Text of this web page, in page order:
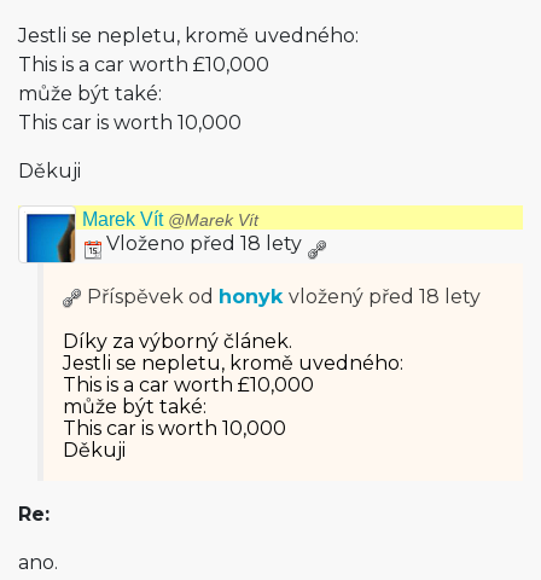
Jestli se nepletu, kromě uvedného:
This is a car worth £10,000
může být také:
This car is worth 10,000
Děkuji
Marek Vít @Marek Vít
Vloženo před 18 lety
Příspěvek od honyk vložený před 18 lety
Díky za výborný článek.
Jestli se nepletu, kromě uvedného:
This is a car worth £10,000
může být také:
This car is worth 10,000
Děkuji
Re:
ano.